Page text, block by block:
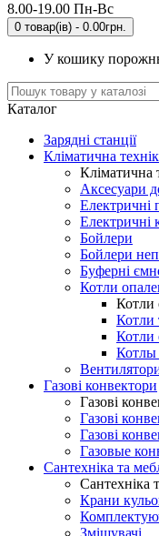
8.00-19.00 Пн-Вс
0 товар(ів) - 0.00грн.
У кошику
Каталог
Зарядні станції
Кліматична
Кліматична
Аксесуари
Електричні
Електричні
Бойлери
Бойлери
Буферні
Котли
Котли
Котли
Котли
Котлы
Газові конвектори
Газові
Газові
Газові
Газовые
Сантехніка та
Сантехніка
Крани
Змішувачі